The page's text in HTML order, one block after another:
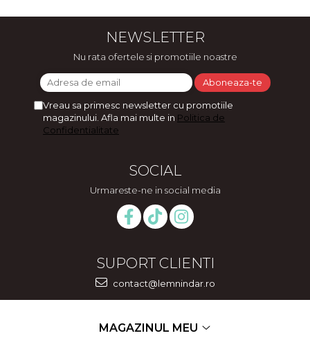
NEWSLETTER
Nu rata ofertele si promotiile noastre
Vreau sa primesc newsletter cu promotiile
magazinului. Afla mai multe in Politica de
Confidentialitate
SOCIAL
Urmareste-ne in social media
SUPORT CLIENTI
contact@lemnindar.ro
MAGAZINUL MEU